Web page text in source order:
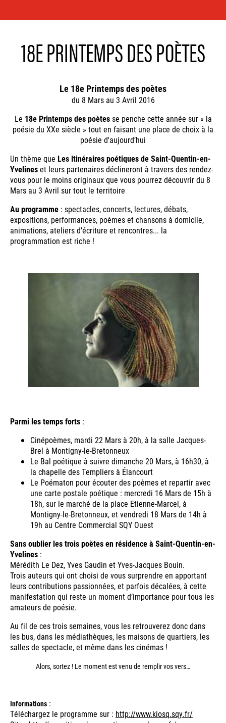
18E PRINTEMPS DES POÈTES
Le 18e Printemps des poètes
du 8 Mars au 3 Avril 2016
Le 18e Printemps des poètesse penche cette année sur « la
poésie du XXe siècle » tout en faisant une place de choix à la
poésie d'aujourd’hui
Un thème que Les Itinéraires poétiques de Saint-Quentin-en-
Yvelineset leurs partenaires déclineront à travers des rendez-
vous pour le moins originaux que vous pourrez découvrir du 8
Mars au 3 Avril sur tout le territoire
Au programme : spectacles, concerts, lectures, débats,
expositions, performances, poèmes et chansons à domicile,
animations, ateliers d’écriture et rencontres... la
programmation est riche !
Parmi les temps forts :
Cinépoèmes, mardi 22 Mars à 20h, à la salle Jacques-
Brel à Montigny-le-Bretonneux
Le Bal poétique à suivre dimanche 20 Mars, à 16h30, à
la chapelle des Templiers à Élancourt
Le Poématon pour écouter des poèmes et repartir avec
une carte postale poétique : mercredi 16 Mars de 15h à
18h, sur le marché de la place Etienne-Marcel, à
Montigny-le-Bretonneux, et vendredi 18 Mars de 14h à
19h au Centre Commercial SQY Ouest
Sans oublier les trois poètes en résidence à Saint-Quentin-en-
Yvelines :
Mérédith Le Dez, Yves Gaudin et Yves-Jacques Bouin.
Trois auteurs qui ont choisi de vous surprendre en apportant
leurs contributions passionnées, et parfois décalées, à cette
manifestation qui reste un moment d’importance pour tous les
amateurs de poésie.
Au fil de ces trois semaines, vous les retrouverez donc dans
les bus, dans les médiathèques, les maisons de quartiers, les
salles de spectacle, et même dans les cinémas !
Alors, sortez ! Le moment est venu de remplir vos vers…
Informations :
Téléchargez le programme sur : http://www.kiosq.sqy.fr/